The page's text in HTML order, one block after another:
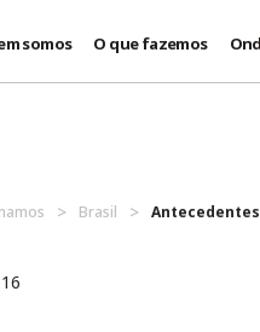
somos O que fazemos
Brasil